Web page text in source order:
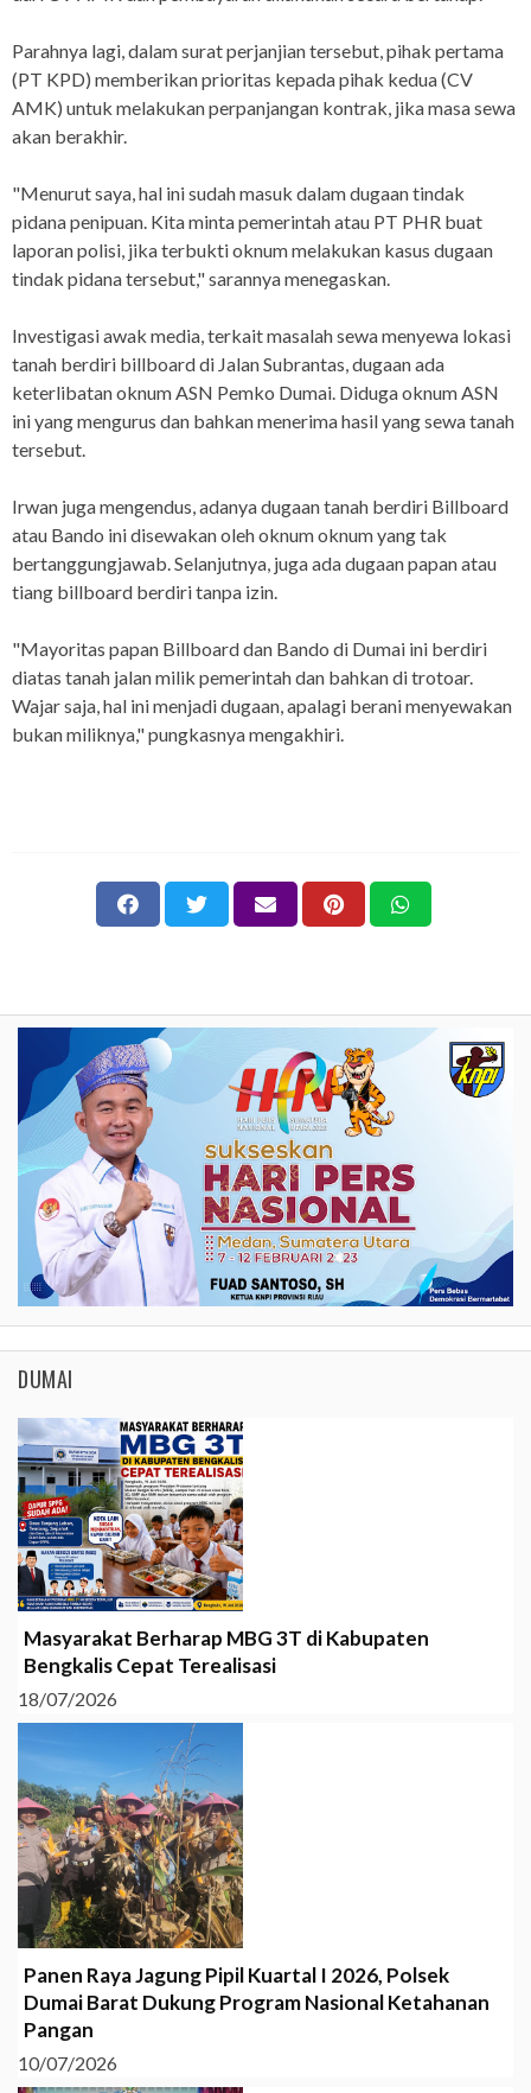
Parahnya lagi, dalam surat perjanjian tersebut, pihak pertama
(PT KPD) memberikan prioritas kepada pihak kedua (CV
AMK) untuk melakukan perpanjangan kontrak, jika masa sewa
akan berakhir.
"Menurut saya, hal ini sudah masuk dalam dugaan tindak
pidana penipuan. Kita minta pemerintah atau PT PHR buat
laporan polisi, jika terbukti oknum melakukan kasus dugaan
tindak pidana tersebut," sarannya menegaskan.
Investigasi awak media, terkait masalah sewa menyewa lokasi
tanah berdiri billboard di Jalan Subrantas, dugaan ada
keterlibatan oknum ASN Pemko Dumai. Diduga oknum ASN
ini yang mengurus dan bahkan menerima hasil yang sewa tanah
tersebut.
Irwan juga mengendus, adanya dugaan tanah berdiri Billboard
atau Bando ini disewakan oleh oknum oknum yang tak
bertanggungjawab. Selanjutnya, juga ada dugaan papan atau
tiang billboard berdiri tanpa izin.
"Mayoritas papan Billboard dan Bando di Dumai ini berdiri
diatas tanah jalan milik pemerintah dan bahkan di trotoar.
Wajar saja, hal ini menjadi dugaan, apalagi berani menyewakan
bukan miliknya," pungkasnya mengakhiri.
DUMAI
Masyarakat Berharap MBG 3T di Kabupaten
Bengkalis Cepat Terealisasi
18/07/2026
Panen Raya Jagung Pipil Kuartal I 2026, Polsek
Dumai Barat Dukung Program Nasional Ketahanan
Pangan
10/07/2026